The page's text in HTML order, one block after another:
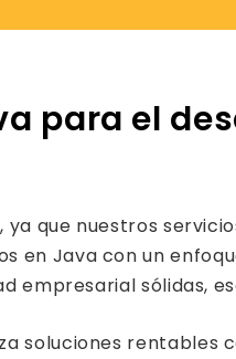
para el
que nuestros
en Java con un
empresarial sólidas,
soluciones rentables